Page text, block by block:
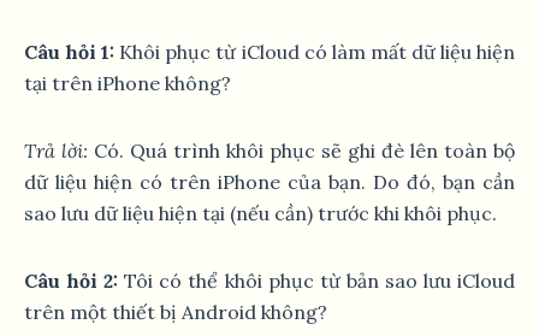
Câu hỏi 1: Khôi phục từ iCloud có làm mất dữ liệu hiện
tại trên iPhone không?
Trả lời: Có. Quá trình khôi phục sẽ ghi đè lên toàn bộ
dữ liệu hiện có trên iPhone của bạn. Do đó, bạn cần
sao lưu dữ liệu hiện tại (nếu cần) trước khi khôi phục.
Câu hỏi 2: Tôi có thể khôi phục từ bản sao lưu iCloud
trên một thiết bị Android không?